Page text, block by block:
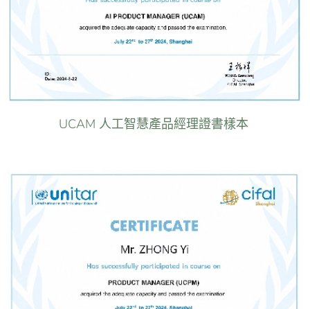
UCAM 人工智慧產品經理證書樣本